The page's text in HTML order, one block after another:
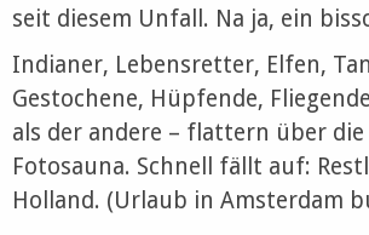
seit diesem Unfall. Na ja, ein
Indianer, Lebensretter, Elfen,
Gestochene, Hüpfende,
als der andere – flattern über
Fotosauna. Schnell fällt auf:
Holland. (Urlaub in Amsterdam